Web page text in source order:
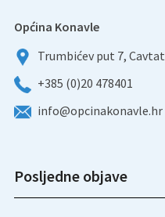
Općina Konavle
Trumbićev put 7, Cavtat
+385 (0)20 478401
info@opcinakonavle.hr
Posljedne objave